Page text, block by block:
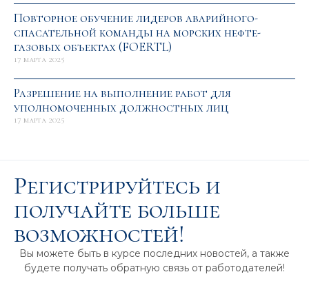
Повторное обучение лидеров аварийного-
спасательной команды на морских нефте-
газовых объектах (FOERTL)
17 марта 2025
Разрешение на выполнение работ для
уполномоченных должностных лиц
17 марта 2025
Регистрируйтесь и
получайте больше
возможностей!
Вы можете быть в курсе последних новостей, а также
будете получать обратную связь от работодателей!